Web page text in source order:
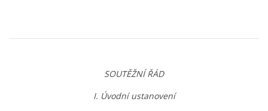
SOUTĚŽNÍ ŘÁD
I. Úvodní ustanovení